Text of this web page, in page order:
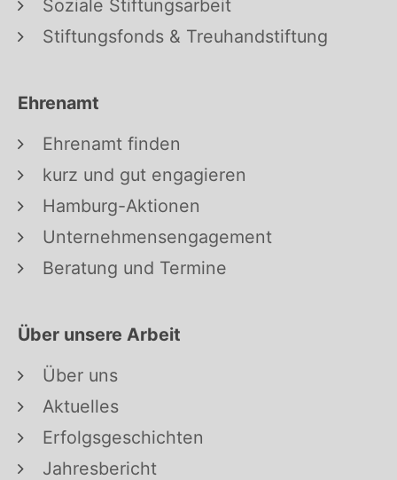
Soziale Stiftungsarbeit
Stiftungsfonds & Treuhandstiftung
Ehrenamt
Ehrenamt finden
kurz und gut engagieren
Hamburg-Aktionen
Unternehmensengagement
Beratung und Termine
Über unsere Arbeit
Über uns
Aktuelles
Erfolgsgeschichten
Jahresbericht